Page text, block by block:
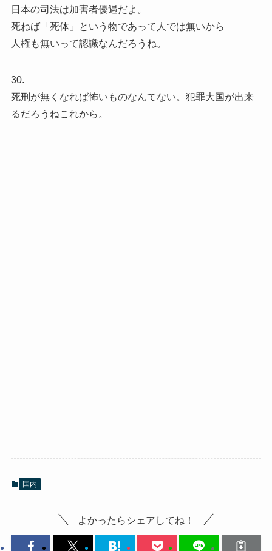
日本の司法は加害者優遇だよ。
死ねば「死体」という物であって人では無いから
人権も無いって認識なんだろうね。
30.
死刑が無くなれば怖いものなんてない。犯罪大国が出来
るだろうねこれから。
国内
よかったらシェアしてね！